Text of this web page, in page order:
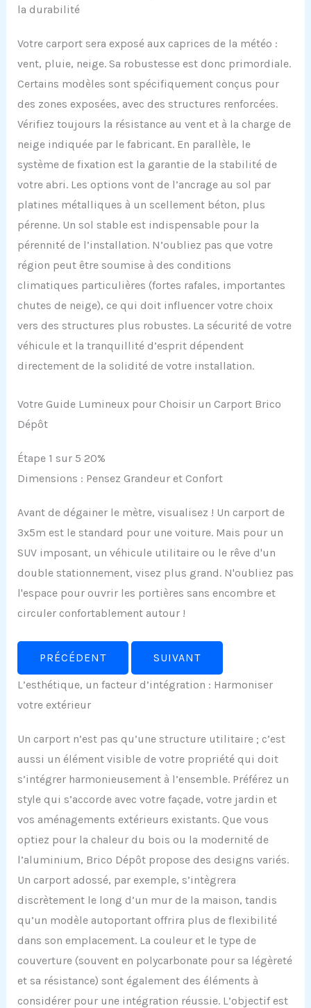
la durabilité
Votre carport sera exposé aux caprices de la météo :
vent, pluie, neige. Sa robustesse est donc primordiale.
Certains modèles sont spécifiquement conçus pour
des zones exposées, avec des structures renforcées.
Vérifiez toujours la résistance au vent et à la charge de
neige indiquée par le fabricant. En parallèle, le
système de fixation est la garantie de la stabilité de
votre abri. Les options vont de l’ancrage au sol par
platines métalliques à un scellement béton, plus
pérenne. Un sol stable est indispensable pour la
pérennité de l’installation. N’oubliez pas que votre
région peut être soumise à des conditions
climatiques particulières (fortes rafales, importantes
chutes de neige), ce qui doit influencer votre choix
vers des structures plus robustes. La sécurité de votre
véhicule et la tranquillité d’esprit dépendent
directement de la solidité de votre installation.
Votre Guide Lumineux pour Choisir un Carport Brico
Dépôt
Étape 1 sur 5 20%
Dimensions : Pensez Grandeur et Confort
Avant de dégainer le mètre, visualisez ! Un carport de
3x5m est le standard pour une voiture. Mais pour un
SUV imposant, un véhicule utilitaire ou le rêve d'un
double stationnement, visez plus grand. N'oubliez pas
l'espace pour ouvrir les portières sans encombre et
circuler confortablement autour !
PRÉCÉDENT SUIVANT
L’esthétique, un facteur d’intégration : Harmoniser
votre extérieur
Un carport n’est pas qu’une structure utilitaire ; c’est
aussi un élément visible de votre propriété qui doit
s’intégrer harmonieusement à l’ensemble. Préférez un
style qui s’accorde avec votre façade, votre jardin et
vos aménagements extérieurs existants. Que vous
optiez pour la chaleur du bois ou la modernité de
l’aluminium, Brico Dépôt propose des designs variés.
Un carport adossé, par exemple, s’intègrera
discrètement le long d’un mur de la maison, tandis
qu’un modèle autoportant offrira plus de flexibilité
dans son emplacement. La couleur et le type de
couverture (souvent en polycarbonate pour sa légèreté
et sa résistance) sont également des éléments à
considérer pour une intégration réussie. L’objectif est